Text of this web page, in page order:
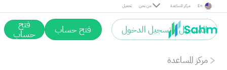
تحميل من نحن مركز المساعدة En
التسجيل / تسجيل الدخول فتح حساب فتح
حساب
مركز المساعدة